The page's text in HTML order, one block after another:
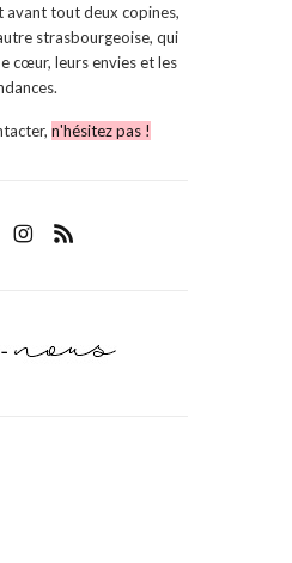
avant tout deux copines,
strasbourgeoise, qui
cœur, leurs envies et les
n'hésitez pas !